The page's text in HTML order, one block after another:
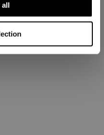
all